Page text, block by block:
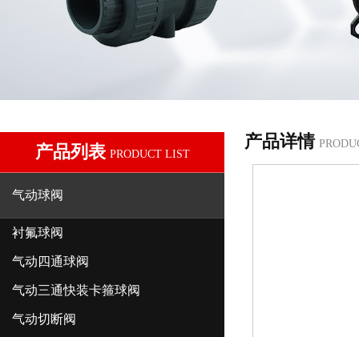
产品列表 PRODUCT LIST
气动球阀
衬氟球阀
气动四通球阀
气动三通快装卡箍球阀
气动切断阀
产品详情